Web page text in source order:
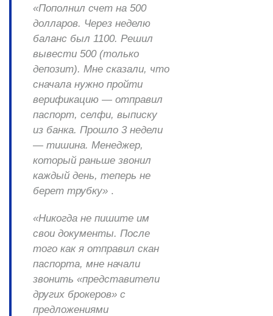
«Пополнил счет на 500
долларов. Через неделю
баланс был 1100. Решил
вывести 500 (только
депозит). Мне сказали, что
сначала нужно пройти
верификацию — отправил
паспорт, селфи, выписку
из банка. Прошло 3 недели
— тишина. Менеджер,
который раньше звонил
каждый день, теперь не
берет трубку» .
«Никогда не пишите им
свои документы. После
того как я отправил скан
паспорта, мне начали
звонить «представители
других брокеров» с
предложениями